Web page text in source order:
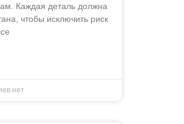
Каждая деталь должна
чтобы исключить риск
нет